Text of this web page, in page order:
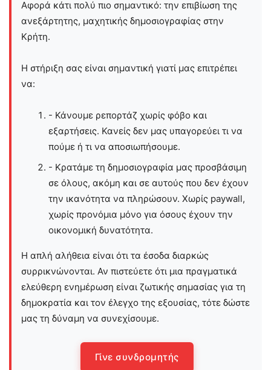
Αφορά κάτι πολύ πιο σημαντικό: την επιβίωση της
ανεξάρτητης, μαχητικής δημοσιογραφίας στην
Kρήτη.
Η στήριξη σας είναι σημαντική γιατί μας επιτρέπει
να:
- Κάνουμε ρεπορτάζ χωρίς φόβο και
εξαρτήσεις. Κανείς δεν μας υπαγορεύει τι να
πούμε ή τι να αποσιωπήσουμε.
- Κρατάμε τη δημοσιογραφία μας προσβάσιμη
σε όλους, ακόμη και σε αυτούς που δεν έχουν
την ικανότητα να πληρώσουν. Χωρίς paywall,
χωρίς προνόμια μόνο για όσους έχουν την
οικονομική δυνατότητα.
Η απλή αλήθεια είναι ότι τα έσοδα διαρκώς
συρρικνώνονται. Αν πιστεύετε ότι μια πραγματικά
ελεύθερη ενημέρωση είναι ζωτικής σημασίας για τη
δημοκρατία και τον έλεγχο της εξουσίας, τότε δώστε
μας τη δύναμη να συνεχίσουμε.
Γίνε συνδρομητής